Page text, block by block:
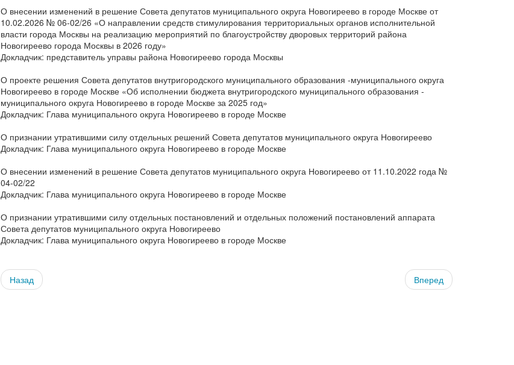
О внесении изменений в решение Совета депутатов муниципального округа Новогиреево в городе Москве от
10.02.2026 № 06-02/26 «О направлении средств стимулирования территориальных органов исполнительной
власти города Москвы на реализацию мероприятий по благоустройству дворовых территорий района
Новогиреево города Москвы в 2026 году»
Докладчик: представитель управы района Новогиреево города Москвы
О проекте решения Совета депутатов внутригородского муниципального образования -муниципального округа
Новогиреево в городе Москве «Об исполнении бюджета внутригородского муниципального образования -
муниципального округа Новогиреево в городе Москве за 2025 год»
Докладчик: Глава муниципального округа Новогиреево в городе Москве
О признании утратившими силу отдельных решений Совета депутатов муниципального округа Новогиреево
Докладчик: Глава муниципального округа Новогиреево в городе Москве
О внесении изменений в решение Совета депутатов муниципального округа Новогиреево от 11.10.2022 года №
04-02/22
Докладчик: Глава муниципального округа Новогиреево в городе Москве
О признании утратившими силу отдельных постановлений и отдельных положений постановлений аппарата
Совета депутатов муниципального округа Новогиреево
Докладчик: Глава муниципального округа Новогиреево в городе Москве
Назад Вперед